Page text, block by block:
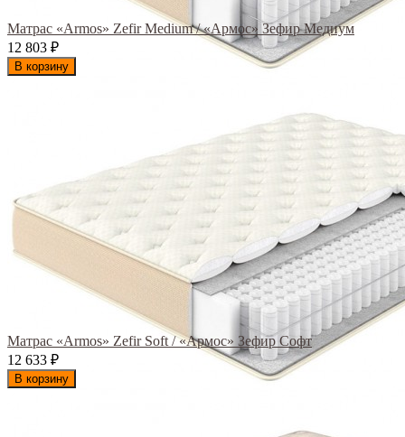
Матрас «Armos» Zefir Medium / «Армос» Зефир Медиум
12 803 ₽
В корзину
Матрас «Armos» Zefir Soft / «Армос» Зефир Софт
12 633 ₽
В корзину